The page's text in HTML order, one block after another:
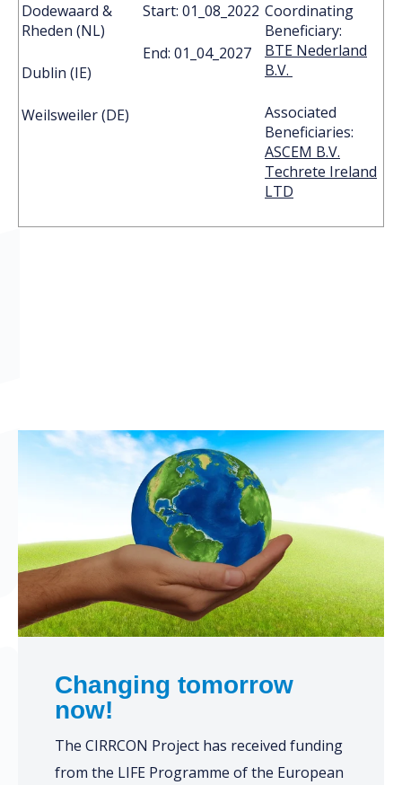
Dodewaard &
Rheden (NL)
Dublin (IE)
Weilsweiler (DE)
Start: 01_08_2022
End: 01_04_2027
Coordinating
Beneficiary:
BTE Nederland
B.V.
Associated
Beneficiaries:
ASCEM B.V.
Techrete Ireland
LTD
Changing tomorrow
now!
The CIRRCON Project has received funding
from the LIFE Programme of the European